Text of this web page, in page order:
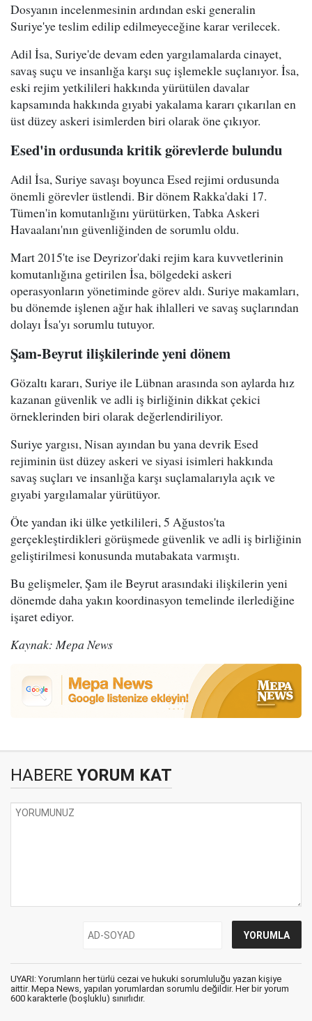
Dosyanın incelenmesinin ardından eski generalin
Suriye'ye teslim edilip edilmeyeceğine karar verilecek.
Adil İsa, Suriye'de devam eden yargılamalarda cinayet,
savaş suçu ve insanlığa karşı suç işlemekle suçlanıyor. İsa,
eski rejim yetkilileri hakkında yürütülen davalar
kapsamında hakkında gıyabi yakalama kararı çıkarılan en
üst düzey askeri isimlerden biri olarak öne çıkıyor.
Esed'in ordusunda kritik görevlerde bulundu
Adil İsa, Suriye savaşı boyunca Esed rejimi ordusunda
önemli görevler üstlendi. Bir dönem Rakka'daki 17.
Tümen'in komutanlığını yürütürken, Tabka Askeri
Havaalanı'nın güvenliğinden de sorumlu oldu.
Mart 2015'te ise Deyrizor'daki rejim kara kuvvetlerinin
komutanlığına getirilen İsa, bölgedeki askeri
operasyonların yönetiminde görev aldı. Suriye makamları,
bu dönemde işlenen ağır hak ihlalleri ve savaş suçlarından
dolayı İsa'yı sorumlu tutuyor.
Şam-Beyrut ilişkilerinde yeni dönem
Gözaltı kararı, Suriye ile Lübnan arasında son aylarda hız
kazanan güvenlik ve adli iş birliğinin dikkat çekici
örneklerinden biri olarak değerlendiriliyor.
Suriye yargısı, Nisan ayından bu yana devrik Esed
rejiminin üst düzey askeri ve siyasi isimleri hakkında
savaş suçları ve insanlığa karşı suçlamalarıyla açık ve
gıyabi yargılamalar yürütüyor.
Öte yandan iki ülke yetkilileri, 5 Ağustos'ta
gerçekleştirdikleri görüşmede güvenlik ve adli iş birliğinin
geliştirilmesi konusunda mutabakata varmıştı.
Bu gelişmeler, Şam ile Beyrut arasındaki ilişkilerin yeni
dönemde daha yakın koordinasyon temelinde ilerlediğine
işaret ediyor.
Kaynak: Mepa News
HABERE YORUM KAT
UYARI: Yorumların her türlü cezai ve hukuki sorumluluğu yazan kişiye
aittir. Mepa News, yapılan yorumlardan sorumlu değildir. Her bir yorum
600 karakterle (boşluklu) sınırlıdır.